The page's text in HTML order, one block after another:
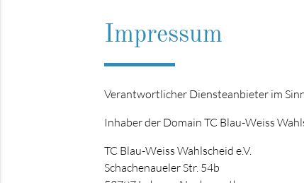
Suchbegriffe
Impressum
Verantwortlicher Diensteanbieter im
Inhaber der Domain TC Blau-Weiss
TC Blau-Weiss Wahlscheid e.V.
Schachenaueler Str. 54b